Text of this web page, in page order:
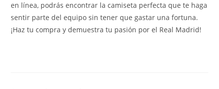
en línea, podrás encontrar la camiseta perfecta que te haga
sentir parte del equipo sin tener que gastar una fortuna.
¡Haz tu compra y demuestra tu pasión por el Real Madrid!